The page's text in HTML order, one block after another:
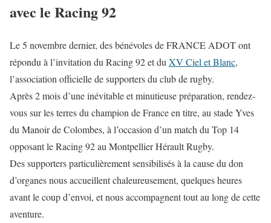
avec le Racing 92
Le 5 novembre dernier, des bénévoles de FRANCE ADOT ont
répondu à l’invitation du Racing 92 et du XV Ciel et Blanc,
l’association officielle de supporters du club de rugby.
Après 2 mois d’une inévitable et minutieuse préparation, rendez-
vous sur les terres du champion de France en titre, au stade Yves
du Manoir de Colombes, à l’occasion d’un match du Top 14
opposant le Racing 92 au Montpellier Hérault Rugby.
Des supporters particulièrement sensibilisés à la cause du don
d’organes nous accueillent chaleureusement, quelques heures
avant le coup d’envoi, et nous accompagnent tout au long de cette
aventure.